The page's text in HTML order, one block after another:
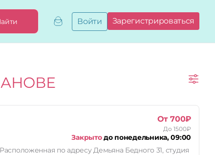
Добавить,
бизнес
Войти Зарегистрироваться
От 700₽
До 1500₽
Закрытодо понедельника, 09:00
по адресу Демьяна Бедного 31, студия